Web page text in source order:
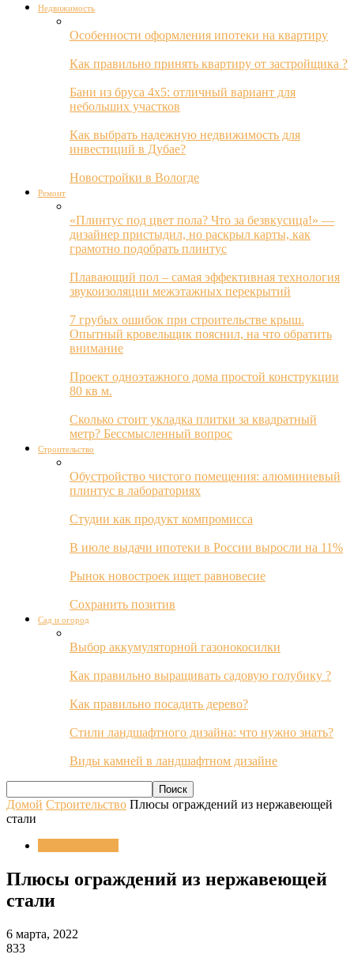
Недвижимость
Особенности оформления ипотеки на квартиру
Как правильно принять квартиру от застройщика ?
Бани из бруса 4х5: отличный вариант для
небольших участков
Как выбрать надежную недвижимость для
инвестиций в Дубае?
Новостройки в Вологде
Ремонт
«Плинтус под цвет пола? Что за безвкусица!» —
дизайнер пристыдил, но раскрыл карты, как
грамотно подобрать плинтус
Плавающий пол – самая эффективная технология
звукоизоляции межэтажных перекрытий
7 грубых ошибок при строительстве крыш.
Опытный кровельщик пояснил, на что обратить
внимание
Проект одноэтажного дома простой конструкции
80 кв м.
Сколько стоит укладка плитки за квадратный
метр? Бессмысленный вопрос
Строительство
Обустройство чистого помещения: алюминиевый
плинтус в лабораториях
Студии как продукт компромисса
В июле выдачи ипотеки в России выросли на 11%
Рынок новостроек ищет равновесие
Сохранить позитив
Сад и огород
Выбор аккумуляторной газонокосилки
Как правильно выращивать садовую голубику ?
Как правильно посадить дерево?
Стили ландшафтного дизайна: что нужно знать?
Виды камней в ландшафтном дизайне
Домой Строительство Плюсы ограждений из нержавеющей
стали
Плюсы ограждений из нержавеющей
стали
6 марта, 2022
833